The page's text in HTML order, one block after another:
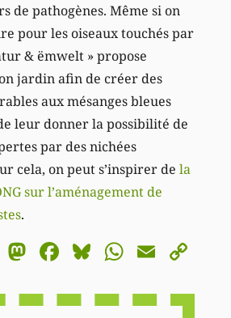
de pathogènes. Même si on
pour les oiseaux touchés par
& ëmwelt » propose
jardin afin de créer des
aux mésanges bleues
leur donner la possibilité de
par des nichées
cela, on peut s’inspirer de la
sur l’aménagement de
.
Mastodon
Facebook
BlueskyEmail